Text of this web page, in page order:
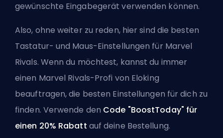
gewünschte Eingabegerät verwenden können.
Also, ohne weiter zu reden, hier sind die besten
Tastatur- und Maus-Einstellungen für Marvel
Rivals. Wenn du möchtest, kannst du immer
einen Marvel Rivals-Profi von Eloking
beauftragen, die besten Einstellungen für dich zu
finden. Verwende den Code "BoostToday" für
einen 20% Rabatt auf deine Bestellung.